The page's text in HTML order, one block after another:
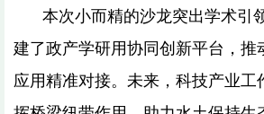
本次小而精的沙龙突出学术引
建了政产学研用协同创新平台，推
应用精准对接。未来，科技产业工